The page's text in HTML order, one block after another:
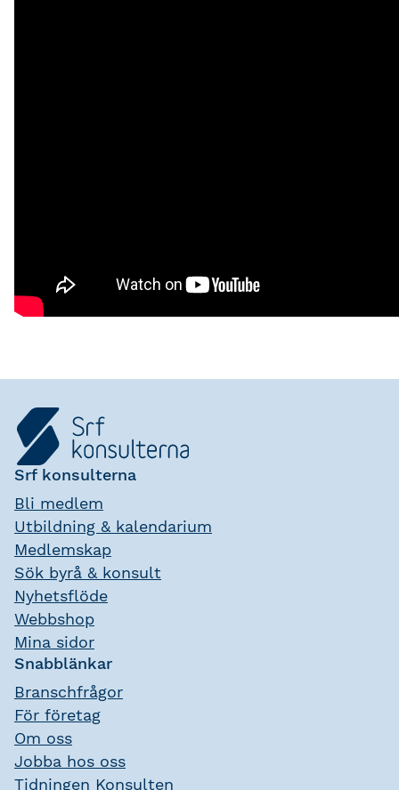
Srf konsulterna
Bli medlem
Utbildning & kalendarium
Medlemskap
Sök byrå & konsult
Nyhetsflöde
Webbshop
Mina sidor
Snabblänkar
Branschfrågor
För företag
Om oss
Jobba hos oss
Tidningen Konsulten